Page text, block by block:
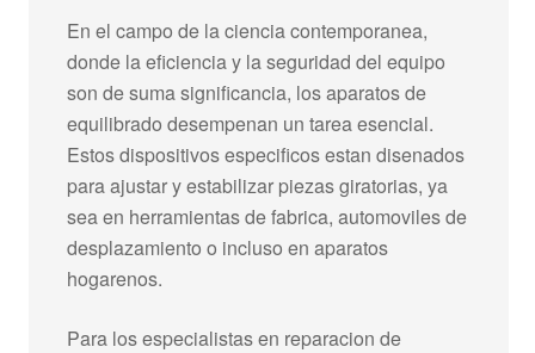
En el campo de la ciencia contemporanea,
donde la eficiencia y la seguridad del equipo
son de suma significancia, los aparatos de
equilibrado desempenan un tarea esencial.
Estos dispositivos especificos estan disenados
para ajustar y estabilizar piezas giratorias, ya
sea en herramientas de fabrica, automoviles de
desplazamiento o incluso en aparatos
hogarenos.
Para los especialistas en reparacion de